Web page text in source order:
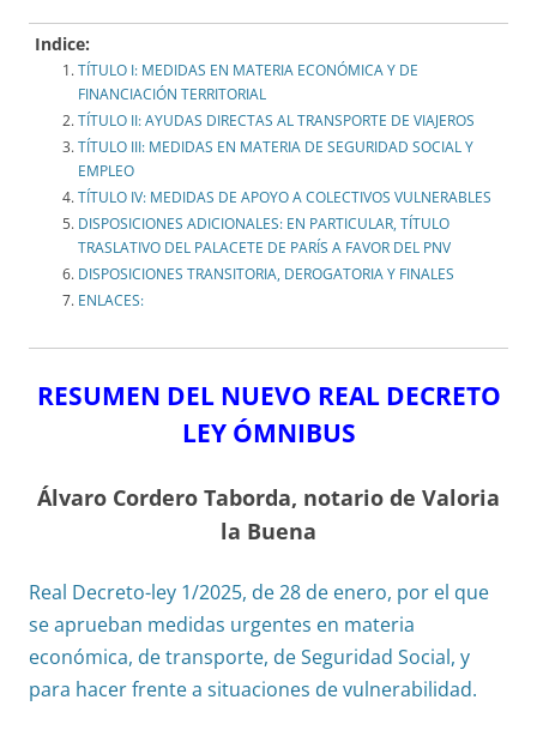
Indice:
TÍTULO I: MEDIDAS EN MATERIA ECONÓMICA Y DE
FINANCIACIÓN TERRITORIAL
TÍTULO II: AYUDAS DIRECTAS AL TRANSPORTE DE VIAJEROS
TÍTULO III: MEDIDAS EN MATERIA DE SEGURIDAD SOCIAL Y
EMPLEO
TÍTULO IV: MEDIDAS DE APOYO A COLECTIVOS VULNERABLES
DISPOSICIONES ADICIONALES: EN PARTICULAR, TÍTULO
TRASLATIVO DEL PALACETE DE PARÍS A FAVOR DEL PNV
DISPOSICIONES TRANSITORIA, DEROGATORIA Y FINALES
ENLACES:
RESUMEN DEL NUEVO REAL DECRETO
LEY ÓMNIBUS
Álvaro Cordero Taborda, notario de Valoria
la Buena
Real Decreto-ley 1/2025, de 28 de enero, por el que
se aprueban medidas urgentes en materia
económica, de transporte, de Seguridad Social, y
para hacer frente a situaciones de vulnerabilidad.